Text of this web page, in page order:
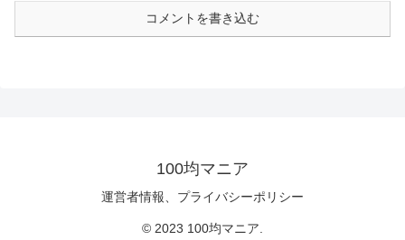
コメントを書き込む
100均マニア
運営者情報、プライバシーポリシー
© 2023 100均マニア.